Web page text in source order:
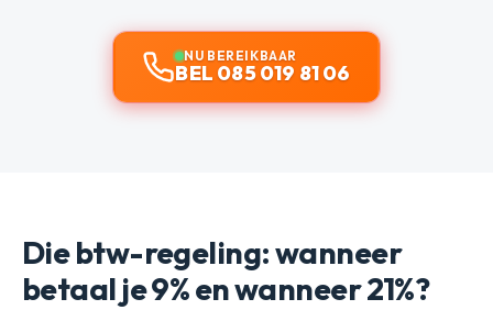
NU BEREIKBAAR
BEL 085 019 81 06
Die btw-regeling: wanneer
betaal je 9% en wanneer 21%?